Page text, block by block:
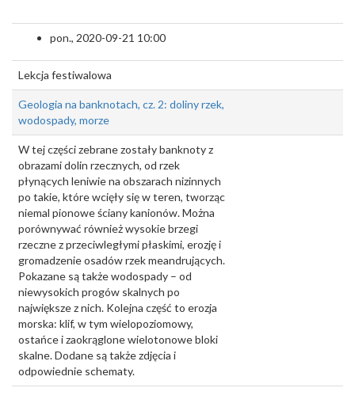
pon., 2020-09-21 10:00
Lekcja festiwalowa
Geologia na banknotach, cz. 2: doliny rzek,
wodospady, morze
W tej części zebrane zostały banknoty z
obrazami dolin rzecznych, od rzek
płynących leniwie na obszarach nizinnych
po takie, które wcięły się w teren, tworząc
niemal pionowe ściany kanionów. Można
porównywać również wysokie brzegi
rzeczne z przeciwległymi płaskimi, erozję i
gromadzenie osadów rzek meandrujących.
Pokazane są także wodospady – od
niewysokich progów skalnych po
największe z nich. Kolejna część to erozja
morska: klif, w tym wielopoziomowy,
ostańce i zaokrąglone wielotonowe bloki
skalne. Dodane są także zdjęcia i
odpowiednie schematy.